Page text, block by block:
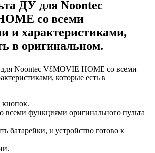
ДУ для Noontec
со всеми
и характеристиками,
в оригинальном.
Noontec V8MOVIE HOME со всеми
которые есть в
кнопок.
всеми функциями оригинального пульта
батарейки, и устройство готово к